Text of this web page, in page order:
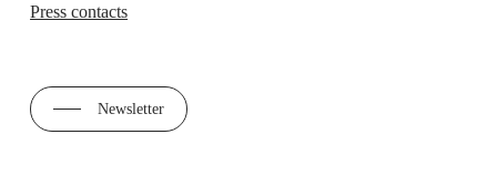
Press contacts
Newsletter